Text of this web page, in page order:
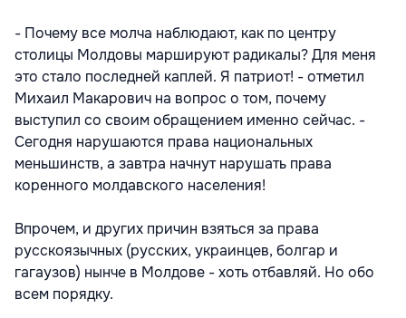
- Почему все молча наблюдают, как по центру
столицы Молдовы маршируют радикалы? Для меня
это стало последней каплей. Я патриот! - отметил
Михаил Макарович на вопрос о том, почему
выступил со своим обращением именно сейчас. -
Сегодня нарушаются права национальных
меньшинств, а завтра начнут нарушать права
коренного молдавского населения!
Впрочем, и других причин взяться за права
русскоязычных (русских, украинцев, болгар и
гагаузов) нынче в Молдове - хоть отбавляй. Но обо
всем порядку.